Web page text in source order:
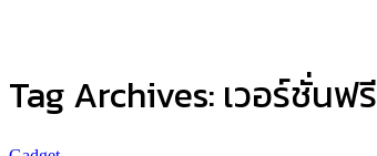
Tag Archives: เวอร์ชั่นฟรี